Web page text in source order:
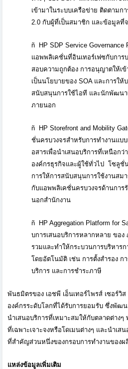
เข้ามาในระบบเครือข่าย ติดตามก
2.0 กับผู้ที่เป็นสมาชิก และข้อมูลที่จ
ñ HP SDP Service Governance
แอพพลิเคชั่นที่อินเทอร์เฟซกับการ
สอบความถูกต้อง การอนุญาตให้เ
เป็นนโยบายของ SOA และการให้
สนับสนุนการใช้ไอที และนักพัฒนา
ภายนอก
ñ HP Storefront and Mobility
ชั่นครบวงจรสำหรับการทำงานแบบ
อสารเพื่อนำเสนอบริการที่เหนือกว่
องค์กรธุรกิจและผู้ใช้ทั่วไป โซลูชั่
การให้การสนับสนุนการใช้งานสม
กับแอพพลิเคชั่นครบวงจรด้านการรั
นอกสำนักงาน
ñ HP Aggregation Platform for
บการเสนอบริการหลากหลาย ของ
รวมและทำให้กระบวนการบริหาร
โดยอัตโนมัติ เช่น การตั้งสำรอง ก
บริการ และการชำระภาษี
พันธมิตรของ เอชพี เอ็นเทอร์ไพรส์ เซอร์วิ
องค์กรระดับโลกที่ได้รับการยอมรับ ซึ่งพัฒน
นำเสนอบริการที่เหมาะสมให้กับตลาดต่าง
ที่เฉพาะเจาะจงหรือโดเมนต่างๆ และนำเส
ที่สำคัญส่วนหนึงของกรอบการทำงานของ
แหล่งข้อมูลเพิ่มเติม